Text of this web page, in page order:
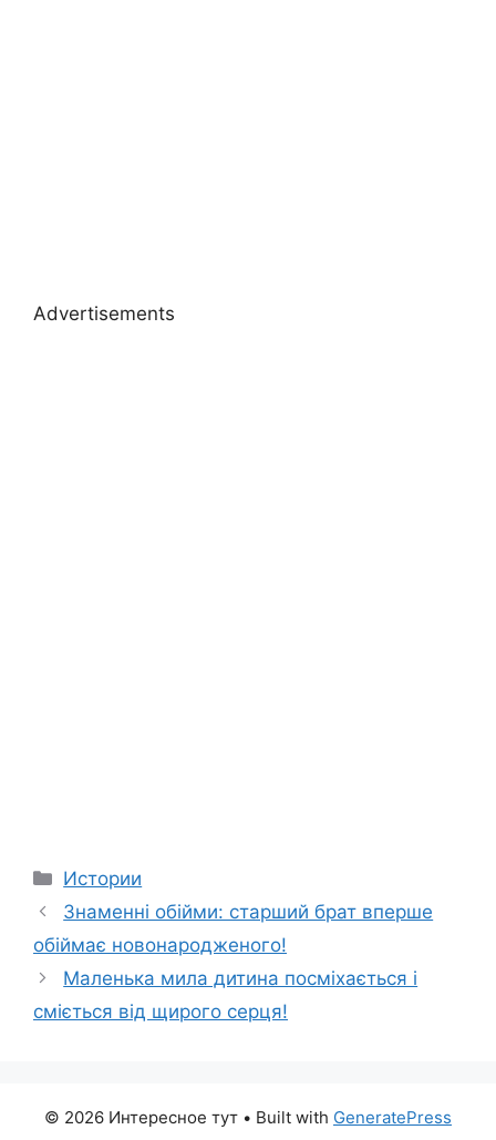
Advertisements
Categories
Истории
Знаменні обійми: старший брат вперше
обіймає новонародженого!
Маленька мила дитина посміхається і
сміється від щирого серця!
© 2026 Интересное тут • Built with GeneratePress